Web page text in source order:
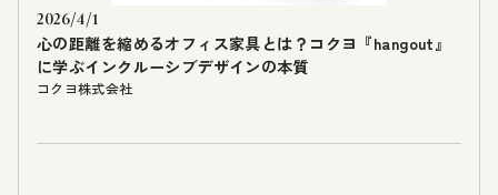
2026/4/1
心の距離を縮めるオフィス家具とは？コクヨ『hangout』
に学ぶインクルーシブデザインの本質
コクヨ株式会社